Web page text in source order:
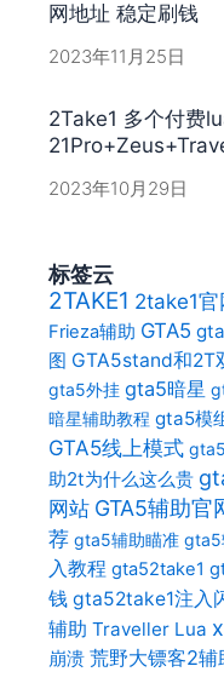
网地址 稳定刷钱
2023年11月25日
2Take1 多个付费
2023年10月29日
标签云
2TAKE1 2take1官
Frieza辅助 GTA5
图 GTA5stand和2T
gta5外挂 gta5暗星
暗星辅助教程 gta5模
GTA5线上模式
助2t为什么这么贵
网站 GTA5辅助官
荐 gta5辅助瞄准 gta5
入教程 gta52take1
钱 gta52take1注入
辅助 Traveller Lua
崩溃 荒野大镖客2辅